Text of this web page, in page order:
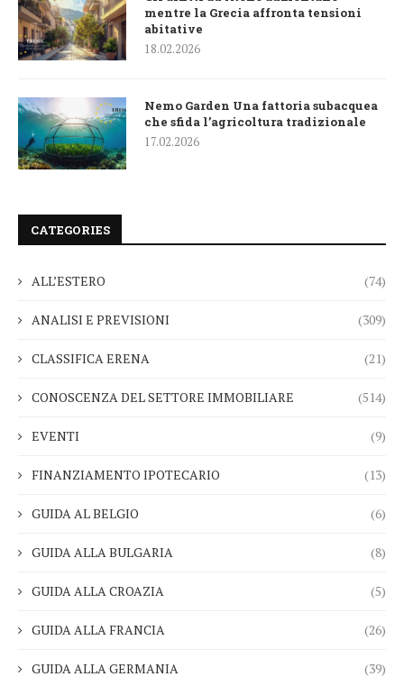
mentre la Grecia affronta tensioni
abitative
18.02.2026
Nemo Garden Una fattoria subacquea
che sfida l’agricoltura tradizionale
17.02.2026
CATEGORIES
ALL’ESTERO (74)
ANALISI E PREVISIONI (309)
CLASSIFICA ERENA (21)
CONOSCENZA DEL SETTORE IMMOBILIARE (514)
EVENTI (9)
FINANZIAMENTO IPOTECARIO (13)
GUIDA AL BELGIO (6)
GUIDA ALLA BULGARIA (8)
GUIDA ALLA CROAZIA (5)
GUIDA ALLA FRANCIA (26)
GUIDA ALLA GERMANIA (39)